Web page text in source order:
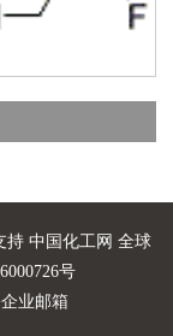
持中国化工网 全球
号
业邮箱